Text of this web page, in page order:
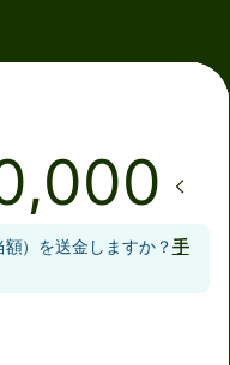
）を送金しますか？手